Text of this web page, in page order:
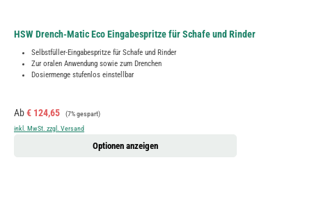
HSW Drench-Matic Eco Eingabespritze für Schafe und Rinder
Selbstfüller-Eingabespritze für Schafe und Rinder
Zur oralen Anwendung sowie zum Drenchen
Dosiermenge stufenlos einstellbar
Verkaufspreis:
Ab€ 124,65 Regulärer Preis:
(7% gespart)
inkl. MwSt. zzgl. Versand
Optionen anzeigen